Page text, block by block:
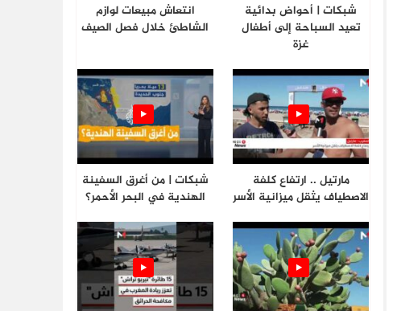
شبكات | أحواض بدائية
تعيد السباحة إلى أطفال
غزة
انتعاش مبيعات لوازم
الشاطئ خلال فصل الصيف
مارتيل .. ارتفاع كلفة
الاصطياف يثقل ميزانية الأسر
شبكات | من أغرق السفينة
الهندية في البحر الأحمر؟